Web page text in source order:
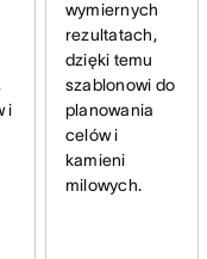
i
wymiernych
rezultatach,
dzięki temu
szablonowi do
planowania
celów i
kamieni
milowych.